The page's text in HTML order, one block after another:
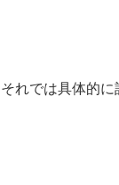
それでは具体的に